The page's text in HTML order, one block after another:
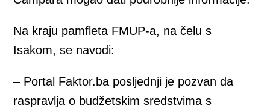
Na kraju pamfleta FMUP-a, na čelu s
Isakom, se navodi:
– Portal Faktor.ba posljednji je pozvan da
raspravlja o budžetskim sredstvima s